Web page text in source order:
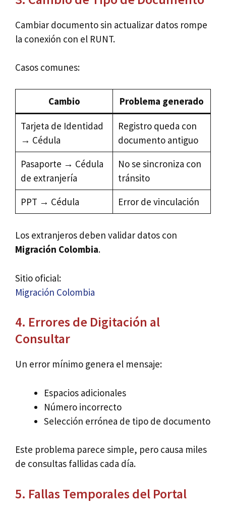
Cambiar documento sin actualizar datos rompe
la conexión con el RUNT.
Casos comunes:
Cambio Problema generado
Tarjeta de Identidad
→ Cédula
Registro queda con
documento antiguo
Pasaporte → Cédula
de extranjería
No se sincroniza con
tránsito
PPT → Cédula
Error de vinculación
Los extranjeros deben validar datos con
Migración Colombia.
Sitio oficial:
Migración Colombia
4. Errores de Digitación al
Consultar
Un error mínimo genera el mensaje:
Espacios adicionales
Número incorrecto
Selección errónea de tipo de documento
Este problema parece simple, pero causa miles
de consultas fallidas cada día.
5. Fallas Temporales del Portal